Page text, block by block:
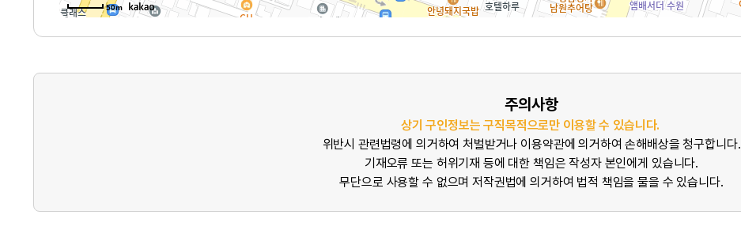
50m
주의사항
상기 구인정보는 구직목적으로만 이용할 수 있습니다.
위반시 관련법령에 의거하여 처벌받거나 이용약관에 의거하여 손해배상을 청구합니다.
기재오류 또는 허위기재 등에 대한 책임은 작성자 본인에게 있습니다.
무단으로 사용할 수 없으며 저작권법에 의거하여 법적 책임을 물을 수 있습니다.